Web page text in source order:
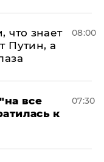
что знает
Путин, а
08:00
все
к
07:30